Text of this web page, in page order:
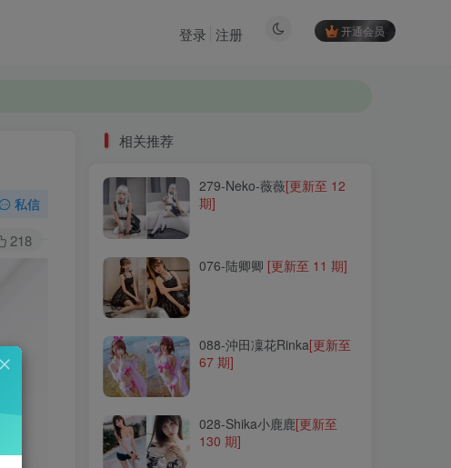
开通会员
登录 注册
私信
218
028-Shika小鹿鹿
201-祖木子
相关推荐
279-Neko-薇薇[更新至 12
期]
076-陆卿卿 [更新至 11 期]
088-沖田凜花Rinka[更新至
67 期]
028-Shika小鹿鹿[更新至
130 期]